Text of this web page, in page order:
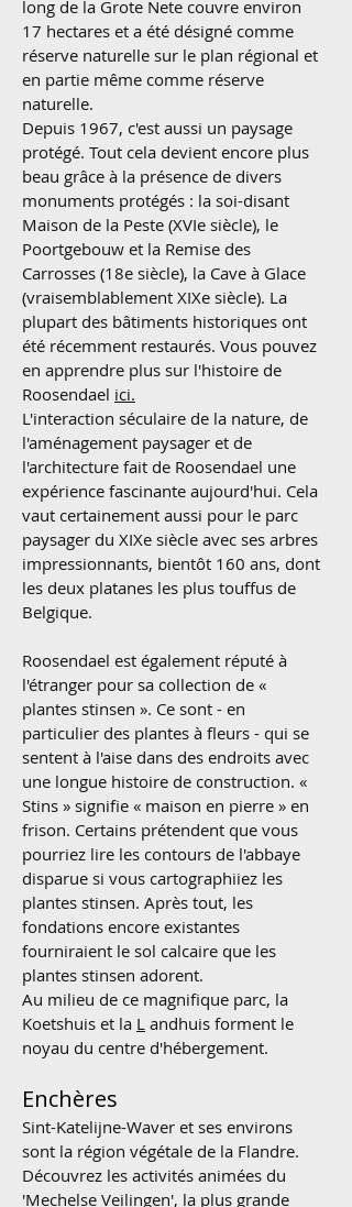
long de la Grote Nete couvre environ
17 hectares et a été désigné comme
réserve naturelle sur le plan régional et
en partie même comme réserve
naturelle.
Depuis 1967, c'est aussi un paysage
protégé. Tout cela devient encore plus
beau grâce à la présence de divers
monuments protégés : la soi-disant
Maison de la Peste (XVIe siècle), le
Poortgebouw et la Remise des
Carrosses (18e siècle), la Cave à Glace
(vraisemblablement XIXe siècle). La
plupart des bâtiments historiques ont
été récemment restaurés. Vous pouvez
en apprendre plus sur l'histoire de
Roosendael ici.
L'interaction séculaire de la nature, de
l'aménagement paysager et de
l'architecture fait de Roosendael une
expérience fascinante aujourd'hui. Cela
vaut certainement aussi pour le parc
paysager du XIXe siècle avec ses arbres
impressionnants, bientôt 160 ans, dont
les deux platanes les plus touffus de
Belgique.
Roosendael est également réputé à
l'étranger pour sa collection de «
plantes stinsen ». Ce sont - en
particulier des plantes à fleurs - qui se
sentent à l'aise dans des endroits avec
une longue histoire de construction. «
Stins » signifie « maison en pierre » en
frison. Certains prétendent que vous
pourriez lire les contours de l'abbaye
disparue si vous cartographiiez les
plantes stinsen. Après tout, les
fondations encore existantes
fourniraient le sol calcaire que les
plantes stinsen adorent.
Au milieu de ce magnifique parc, la
Koetshuis et la L andhuis forment le
noyau du centre d'hébergement.
Enchères
Sint-Katelijne-Waver et ses environs
sont la région végétale de la Flandre.
Découvrez les activités animées du
'Mechelse Veilingen', la plus grande